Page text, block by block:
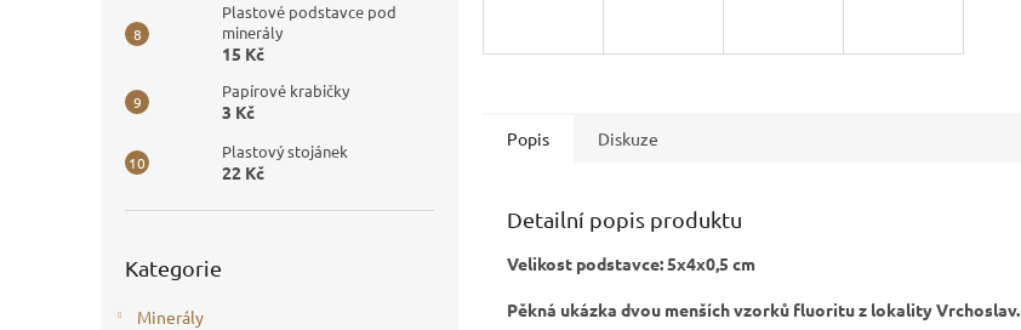
Plastové podstavce pod
minerály
15 Kč
Papírové krabičky
3 Kč
Plastový stojánek
22 Kč
kategorie
Kategorie
Minerály
Popis Diskuze
Detailní popis produktu
Velikost podstavce: 5x4x0,5 cm
Pěkná ukázka dvou menších vzorků fluoritu z lokality Vrchoslav.